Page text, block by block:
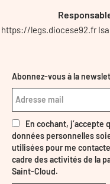
https://legs.diocese92.fr
Abonnez-vous à la
En cochant, j’accepte
données personnelles
utilisées pour me
cadre des activités de la
Saint-Cloud.